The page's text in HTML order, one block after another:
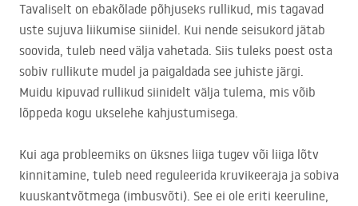
Tavaliselt on ebakõlade põhjuseks rullikud, mis tagavad
uste sujuva liikumise siinidel. Kui nende seisukord jätab
soovida, tuleb need välja vahetada. Siis tuleks poest osta
sobiv rullikute mudel ja paigaldada see juhiste järgi.
Muidu kipuvad rullikud siinidelt välja tulema, mis võib
lõppeda kogu ukselehe kahjustumisega.
Kui aga probleemiks on üksnes liiga tugev või liiga lõtv
kinnitamine, tuleb need reguleerida kruvikeeraja ja sobiva
kuuskantvõtmega (imbusvõti). See ei ole eriti keeruline,